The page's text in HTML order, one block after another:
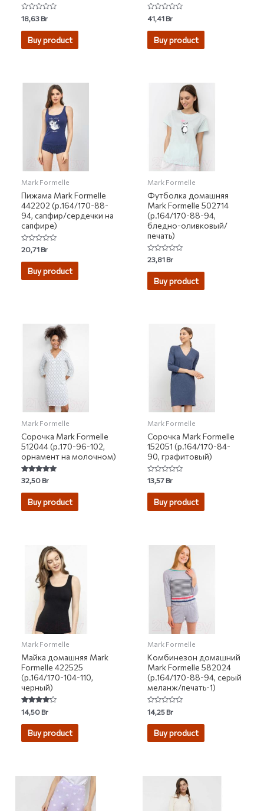
Rated
0
out
18,63Br
Buy product
Rated
0
out
41,41Br
Buy product
Mark Formelle
Пижама Mark Formelle
442202 (р.164/170-88-
94, сапфир/сердечки на
сапфире)
Rated
0
out
20,71Br
Buy product
Mark Formelle
Футболка домашняя
Mark Formelle 502714
(р.164/170-88-94,
бледно-оливковый/
печать)
Rated
0
out
23,81Br
Buy product
Mark Formelle
Сорочка Mark Formelle
512044 (р.170-96-102,
орнамент на молочном)
Rated
5.00
out of 5
32,50Br
Buy product
Mark Formelle
Сорочка Mark Formelle
152051 (р.164/170-84-
90, графитовый)
Rated
0
out
13,57Br
Buy product
Mark Formelle
Майка домашняя Mark
Formelle 422525
(р.164/170-104-110,
черный)
Rated
4.00
out of 5
14,50Br
Buy product
Mark Formelle
Комбинезон домашний
Mark Formelle 582024
(р.164/170-88-94, серый
меланж/печать-1)
Rated
0
out
14,25Br
Buy product